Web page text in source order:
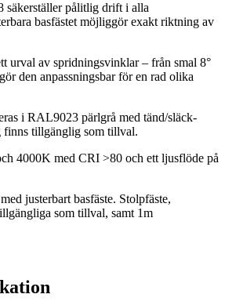
säkerställer pålitlig drift i alla
basfästet möjliggör exakt riktning av
urval av spridningsvinklar – från smal 8°
den anpassningsbar för en rad olika
i RAL9023 pärlgrå med tänd/släck-
tillgänglig som tillval.
4000K med CRI >80 och ett ljusflöde på
justerbart basfäste. Stolpfäste,
som tillval, samt 1m